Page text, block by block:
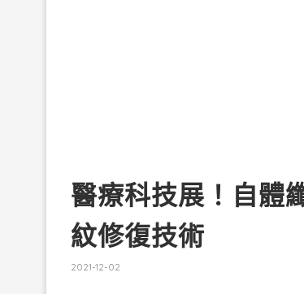
醫療科技展！自體
紋修復技術
2021-12-02